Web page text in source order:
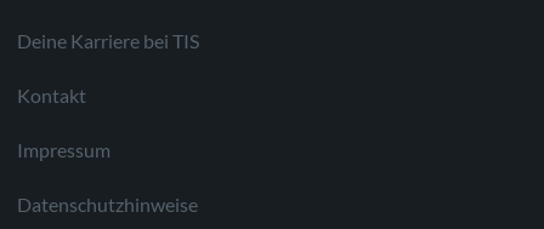
Deine Karriere bei TIS
Kontakt
Impressum
Datenschutzhinweise